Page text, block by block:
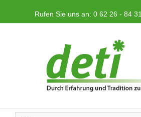
Rufen Sie uns an: 0 62 26 - 84 31